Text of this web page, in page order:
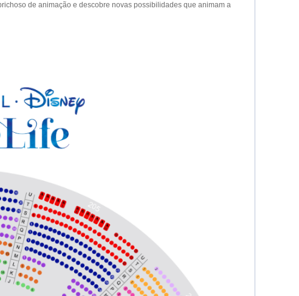
de animação e descobre novas possibilidades que animam a